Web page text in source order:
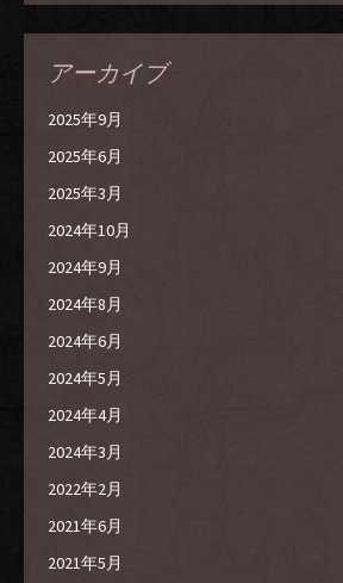
アーカイブ
2025年9月
2025年6月
2025年3月
2024年10月
2024年9月
2024年8月
2024年6月
2024年5月
2024年4月
2024年3月
2022年2月
2021年6月
2021年5月